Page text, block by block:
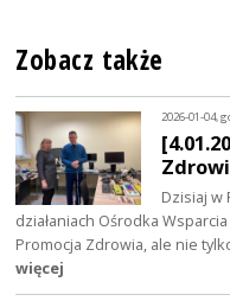
Zobacz także
2026-01-04,
Dzisiaj w
działaniach Ośrodka
Promocja Zdrowia, ale nie
więcej